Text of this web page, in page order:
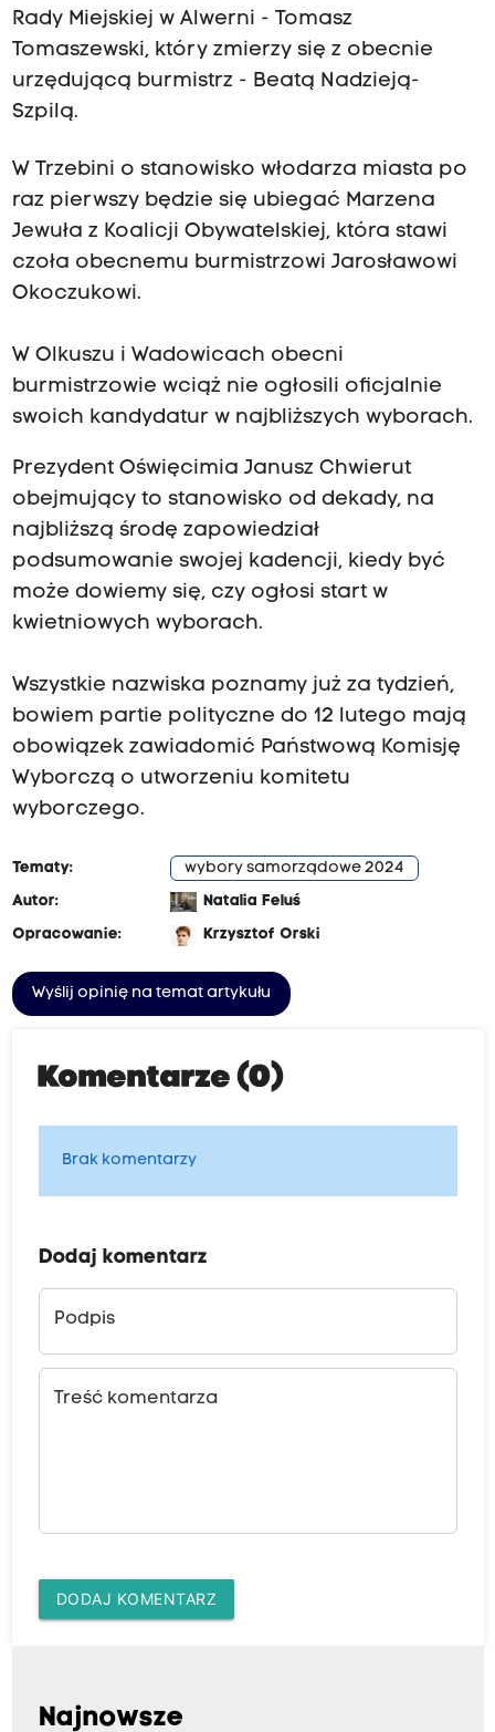
Rady Miejskiej w Alwerni - Tomasz
Tomaszewski, który zmierzy się z obecnie
urzędującą burmistrz - Beatą Nadzieją-
Szpilą.
W Trzebini o stanowisko włodarza miasta po
raz pierwszy będzie się ubiegać Marzena
Jewuła z Koalicji Obywatelskiej, która stawi
czoła obecnemu burmistrzowi Jarosławowi
O koczukowi.
W Olkuszu i Wadowicach obecni
burmistrzowie wciąż nie ogłosili oficjalnie
swoich kandydatur w najbliższych wyborach.
Prezydent Oświęcimia Janusz Chwierut
obejmujący to stanowisko od dekady, na
najbliższą środę zapowiedział
podsumowanie swojej kadencji, kiedy być
może dowiemy się, czy ogłosi start w
kwietniowych wyborach.
Wszystkie nazwiska poznamy już za tydzień,
bowiem partie polityczne do 12 lutego mają
obowiązek zawiadomić Państwową Komisję
Wyborczą o utworzeniu komitetu
wyborczego.
Tematy:
wybory samorządowe 2024
Autor:
Natalia Feluś
Opracowanie:
Krzysztof Orski
Wyślij opinię na temat artykułu
Komentarze (0)
Brak komentarzy
Dodaj komentarz
Podpis
Treść komentarza
DODAJ KOMENTARZ
Najnowsze